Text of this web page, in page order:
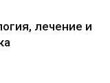
лечение и